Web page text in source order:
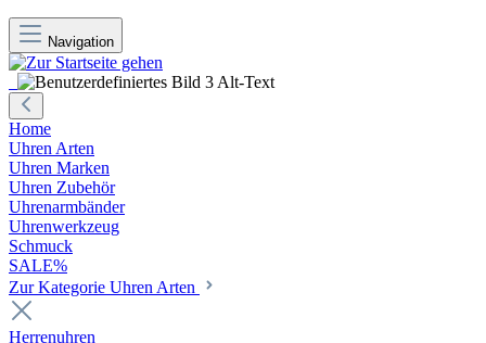
Navigation
Home
Uhren Arten
Uhren Marken
Uhren Zubehör
Uhrenarmbänder
Uhrenwerkzeug
Schmuck
SALE%
Zur Kategorie Uhren Arten
Herrenuhren